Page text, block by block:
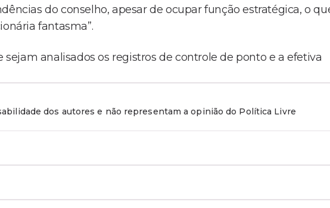
do conselho, apesar de ocupar função estratégica, o
fantasma”.
analisados os registros de controle de ponto e a efetiva
dos autores e não representam a opinião do Política Livre